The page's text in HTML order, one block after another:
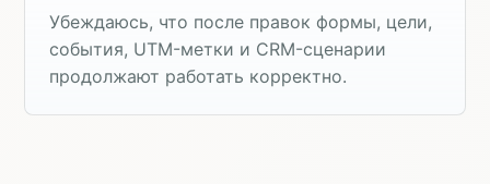
Убеждаюсь, что после правок формы, цели,
события, UTM-метки и CRM-сценарии
продолжают работать корректно.